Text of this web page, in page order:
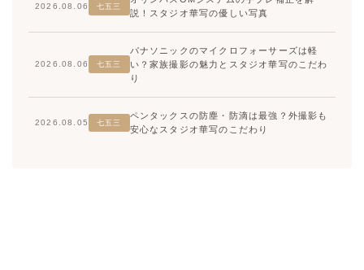
2026.08.06 七五三
説！スタジオ華写の優しい写真
2026.08.06 七五三
パナソニックのマイクロフォーサーズは軽
い？家族撮影の魅力とスタジオ華写のこだわ
り
2026.08.05 七五三
ペンタックスの防塵・防滴は最強？外撮影も
安心なスタジオ華写のこだわり